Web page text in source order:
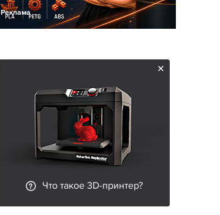
Реклама
Что такое 3D-принтер?